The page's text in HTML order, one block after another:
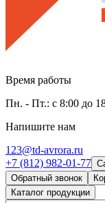
Время работы
Пн. - Пт.: с 8:00 до
Напишите нам
123@td-avrora.ru
+7 (812) 982-01-77
Обратный звонок
Каталог продукции